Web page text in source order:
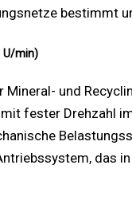
bestimmt
U/min)
und
fester Drehzahl
das